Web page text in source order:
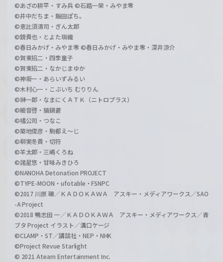
©あざの耕平・すみ兵 ©石踏一榮・みやま零
©井中だちま・飯田ぽち。
©恵比須清司・ぎん太郎
©鏡貴也・とよた瑣織
©春日みかげ・みやま零 ©春日みかげ・みやま零・深井涼介
©賀東招二・四季童子
©賀東招二・なかじまゆか
©神坂一・あらいずみるい
©木村心一・こぶいち むりりん
©榊一郎・なまにくＡＴＫ（ニトロプラス）
©細音啓・猫鍋蒼
©橘公司・つなこ
©築地俊彦・駒都え～じ
©柳実冬貴・切符
©羊太郎・三嶋くろね
©諸星悠・甘味みきひろ
©NANOHA Detonation PROJECT
©TYPE-MOON・ufotable・FSNPC
©2017 川原 礫／ＫＡＤＯＫＡＷＡ アスキー・メディアワークス／SAO
-A Project
©2018 鴨志田 一／ＫＡＤＯＫＡＷＡ アスキー・メディアワークス／青
ブタ Project イラスト／溝口ケージ
©CLAMP・ST／講談社・NEP・NHK
©Project Revue Starlight
© 2021 Ateam Entertainment Inc.